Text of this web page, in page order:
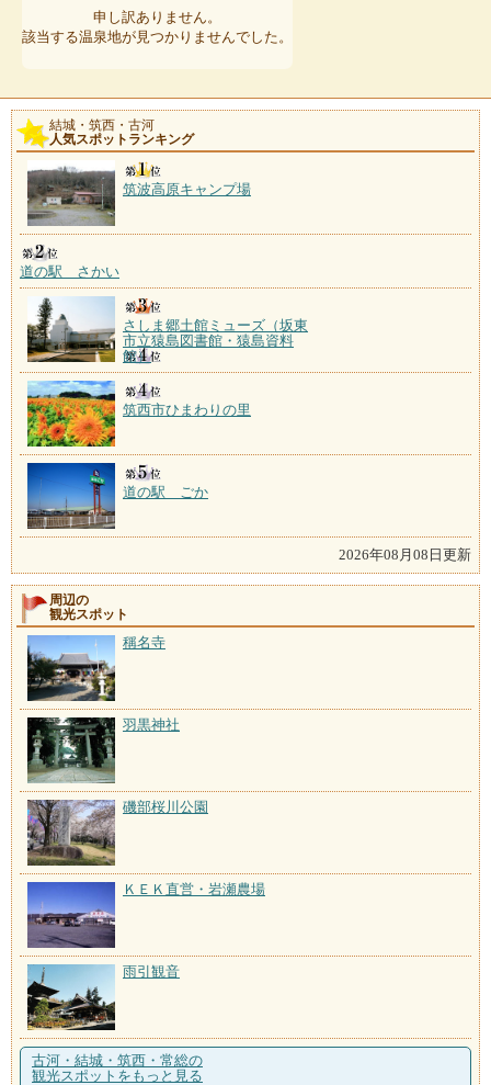
申し訳ありません。
該当する温泉地が見つかりませんでした。
結城・筑西・古河
人気スポットランキング
筑波高原キャンプ場
道の駅 さかい
さしま郷土館ミューズ（坂東
市立猿島図書館・猿島資料
館）
筑西市ひまわりの里
道の駅 ごか
2026年08月08日更新
周辺の
観光スポット
稱名寺
羽黒神社
磯部桜川公園
ＫＥＫ直営・岩瀬農場
雨引観音
古河・結城・筑西・常総の
観光スポットをもっと見る